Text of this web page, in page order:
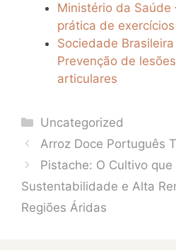
Ministério da Saúde
prática de
Sociedade
Prevenção de
articulares
Categories
Uncategorized
Arroz Doce Português
Pistache: O Cultivo que
Sustentabilidade e Alta
Regiões Áridas